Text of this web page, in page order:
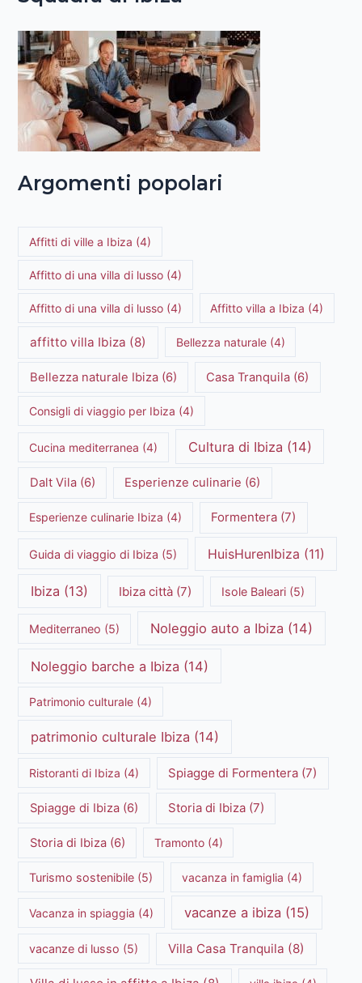
Argomenti popolari
Affitti di ville a Ibiza (4)
Affitto di una villa di lusso (4)
Affitto di una villa di lusso (4) Affitto villa a Ibiza (4)
affitto villa Ibiza (8) Bellezza naturale(4)
Bellezza naturale Ibiza(6) Casa Tranquila (6)
Consigli di viaggio per Ibiza (4)
Cucina mediterranea (4) Cultura di Ibiza (14)
Dalt Vila(6) Esperienze culinarie (6)
Esperienze culinarie Ibiza (4) Formentera (7)
Guida di viaggio di Ibiza (5) HuisHurenIbiza (11)
Ibiza (13) Ibiza città (7) Isole Baleari(5)
Mediterraneo (5) Noleggio auto a Ibiza (14)
Noleggio barche a Ibiza (14)
Patrimonio culturale (4)
patrimonio culturale Ibiza (14)
Ristoranti di Ibiza (4) Spiagge di Formentera (7)
Spiagge di Ibiza(6) Storia di Ibiza(7)
Storia di Ibiza(6) Tramonto(4)
Turismo sostenibile (5) vacanza in famiglia (4)
Vacanza in spiaggia (4) vacanze a ibiza (15)
vacanze di lusso (5) Villa Casa Tranquila (8)